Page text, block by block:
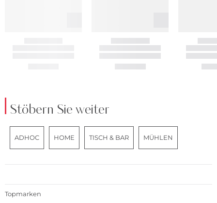
Stöbern Sie weiter
ADHOC HOME TISCH & BAR MÜHLEN
Topmarken